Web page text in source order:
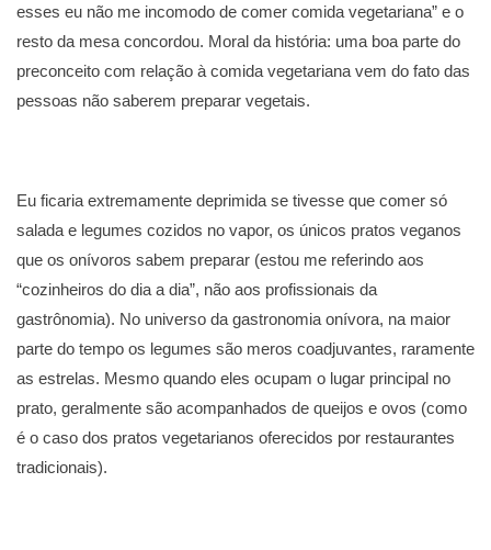
esses eu não me incomodo de comer comida vegetariana” e o
resto da mesa concordou. Moral da história: uma boa parte do
preconceito com relação à comida vegetariana vem do fato das
pessoas não saberem preparar vegetais.
Eu ficaria extremamente deprimida se tivesse que comer só
salada e legumes cozidos no vapor, os únicos pratos veganos
que os onívoros sabem preparar (estou me referindo aos
“cozinheiros do dia a dia”, não aos profissionais da
gastrônomia). No universo da gastronomia onívora, na maior
parte do tempo os legumes são meros coadjuvantes, raramente
as estrelas. Mesmo quando eles ocupam o lugar principal no
prato, geralmente são acompanhados de queijos e ovos (como
é o caso dos pratos vegetarianos oferecidos por restaurantes
tradicionais).